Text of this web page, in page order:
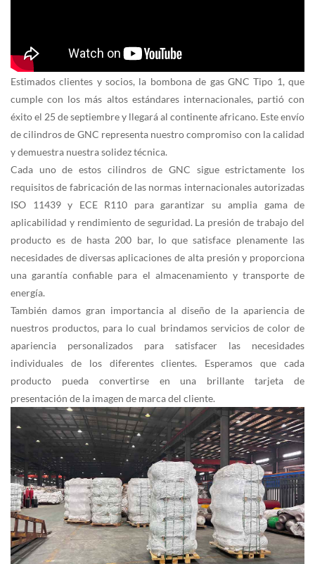
Estimados clientes y socios, la bombona de gas GNC Tipo 1, que
cumple con los más altos estándares internacionales, partió con
éxito el 25 de septiembre y llegará al continente africano. Este envío
de cilindros de GNC representa nuestro compromiso con la calidad
y demuestra nuestra solidez técnica.
Cada uno de estos cilindros de GNC sigue estrictamente los
requisitos de fabricación de las normas internacionales autorizadas
ISO 11439 y ECE R110 para garantizar su amplia gama de
aplicabilidad y rendimiento de seguridad. La presión de trabajo del
producto es de hasta 200 bar, lo que satisface plenamente las
necesidades de diversas aplicaciones de alta presión y proporciona
una garantía confiable para el almacenamiento y transporte de
energía.
También damos gran importancia al diseño de la apariencia de
nuestros productos, para lo cual brindamos servicios de color de
apariencia personalizados para satisfacer las necesidades
individuales de los diferentes clientes. Esperamos que cada
producto pueda convertirse en una brillante tarjeta de
presentación de la imagen de marca del cliente.